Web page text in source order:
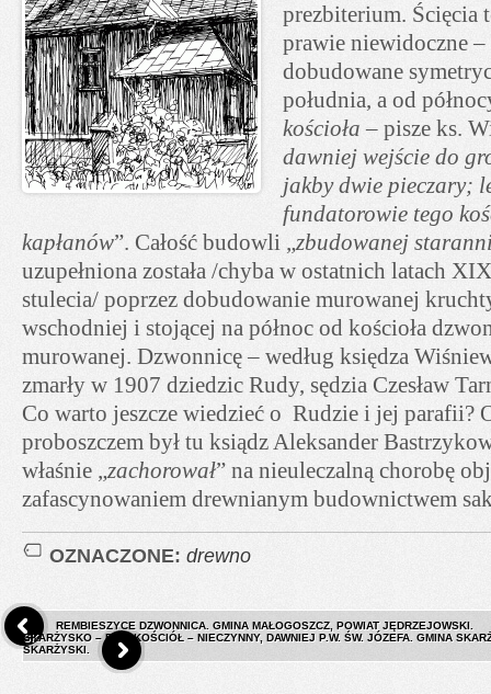
prezbiterium. Ścięcia
prawie niewidoczne –
dobudowane
południa, a od
kościoła – pisze ks.
dawniej wejście do
jakby dwie pieczary;
fundatorowie tego
kapłanów”. Całość budowli „zbudowanej
uzupełniona została /chyba w ostatnich latach
stulecia/ poprzez dobudowanie murowanej
wschodniej i stojącej na północ od kościoła
murowanej. Dzwonnicę – według księdza
zmarły w 1907 dziedzic Rudy, sędzia Czesław
Co warto jeszcze wiedzieć o Rudzie i jej parafii?
proboszczem był tu ksiądz Aleksander
właśnie „zachorował” na nieuleczalną chorobę
zafascynowaniem drewnianym budownictwem
OZNACZONE: drewno
REMBIESZYCE DZWONNICA. GMINA MAŁOGOSZCZ, POWIAT JĘDRZEJOWSKI.
SKARŻYSKO – BZIN KOŚCIÓŁ – NIECZYNNY, DAWNIEJ P.W. ŚW. JÓZEFA. GMINA
SKARŻYSKI.